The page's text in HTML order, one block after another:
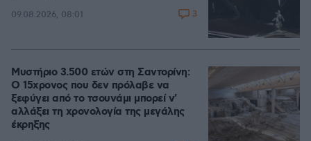
09.08.2026, 08:01 3
Μυστήριο 3.500 ετών στη Σαντορίνη:
Ο 15χρονος που δεν πρόλαβε να
ξεφύγει από το τσουνάμι μπορεί ν'
αλλάξει τη χρονολογία της μεγάλης
έκρηξης